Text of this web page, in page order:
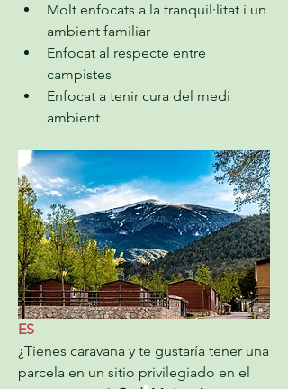
Molt enfocats a la tranquil·litat i un
ambient familiar
Enfocat al respecte entre
campistes
Enfocat a tenir cura del medi
ambient
ES
¿Tienes caravana y te gustaría tener una
parcela en un sitio privilegiado en el